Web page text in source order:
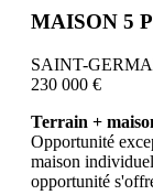
MAISON 5
SAINT-
230 000 €
Terrain +
Opportunité
maison
opportunité